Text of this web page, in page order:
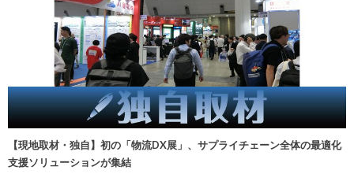
【現地取材・独自】初の「物流DX展」、サプライチェーン全体の最適化
支援ソリューションが集結